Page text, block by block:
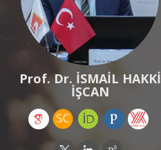
Prof. Dr. İSMAİL HAKKİ
İŞCAN